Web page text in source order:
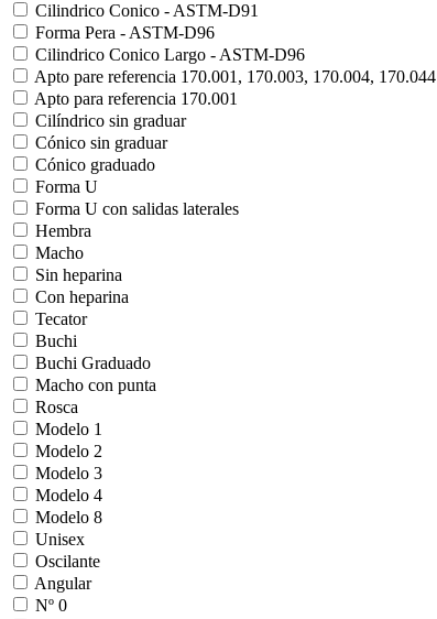
Cilindrico Conico - ASTM-D91
Forma Pera - ASTM-D96
Cilindrico Conico Largo - ASTM-D96
Apto pare referencia 170.001, 170.003, 170.004, 170.044
Apto para referencia 170.001
Cilíndrico sin graduar
Cónico sin graduar
Cónico graduado
Forma U
Forma U con salidas laterales
Hembra
Macho
Sin heparina
Con heparina
Tecator
Buchi
Buchi Graduado
Macho con punta
Rosca
Modelo 1
Modelo 2
Modelo 3
Modelo 4
Modelo 8
Unisex
Oscilante
Angular
Nº 0